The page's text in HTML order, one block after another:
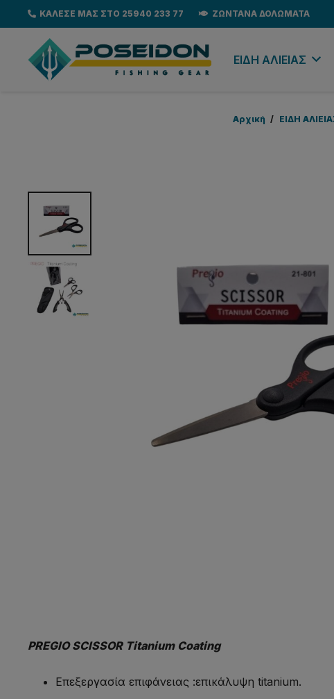
ΚΑΛΕΣΕ ΜΑΣ ΣΤΟ 25940 233 77 ΖΩΝΤΑΝΑ ΔΟΛΩΜΑΤΑ
EΙΔΗ ΑΛΙΕΙΑΣ
Αρχική / EΙΔΗ
PREGIO SCISSOR Titanium Coating
Επεξεργασία επιφάνειας :επικάλυψη titanium.